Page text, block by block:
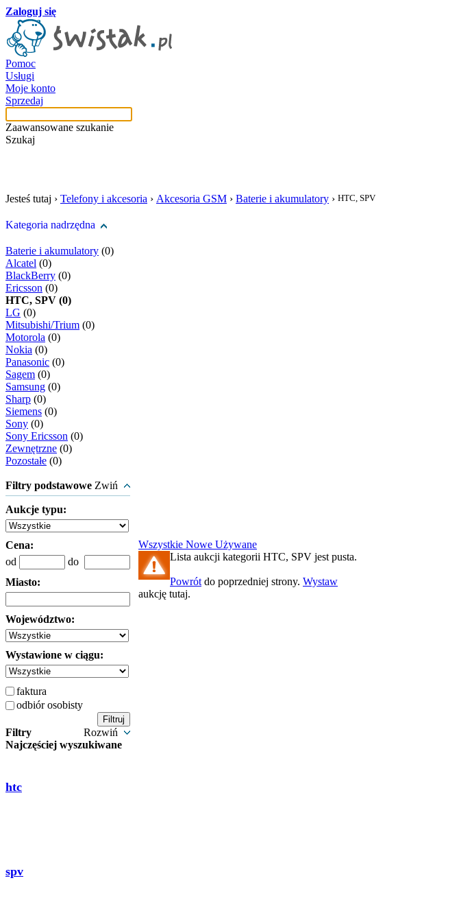
Zaloguj się
Pomoc
Usługi
Moje konto
Sprzedaj
Zaawansowane szukanie
Szukaj
Jesteś tutaj › Telefony i akcesoria › Akcesoria GSM › Baterie i akumulatory › HTC, SPV
Kategoria nadrzędna
Baterie i akumulatory (0)
Alcatel (0)
BlackBerry (0)
Ericsson (0)
HTC, SPV (0)
LG (0)
Mitsubishi/Trium (0)
Motorola (0)
Nokia (0)
Panasonic (0)
Sagem (0)
Samsung (0)
Sharp (0)
Siemens (0)
Sony (0)
Sony Ericsson (0)
Zewnętrzne (0)
Pozostałe (0)
Filtry podstawowe Zwiń
Aukcje typu:
Cena:
od
do
Miasto:
Województwo:
Wystawione w ciągu:
faktura
odbiór osobisty
Filtry
Rozwiń
Najczęściej wyszukiwane
htc
spv
Wszystkie Nowe Używane
Lista aukcji kategorii HTC, SPV jest pusta.
Powrót do poprzedniej strony. Wystaw
aukcję tutaj.